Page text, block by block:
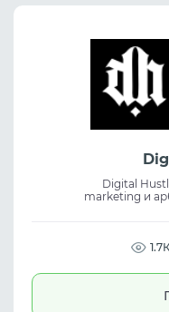
Digital
marketing и
помогая
траффика,
1.7К